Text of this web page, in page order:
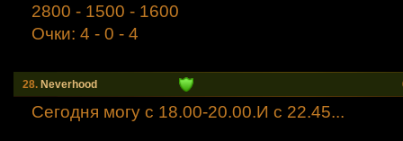
2800 - 1500 - 1600
Очки: 4 - 0 - 4
28. Neverhood
Сегодня могу с 18.00-20.00.И с 22.45...